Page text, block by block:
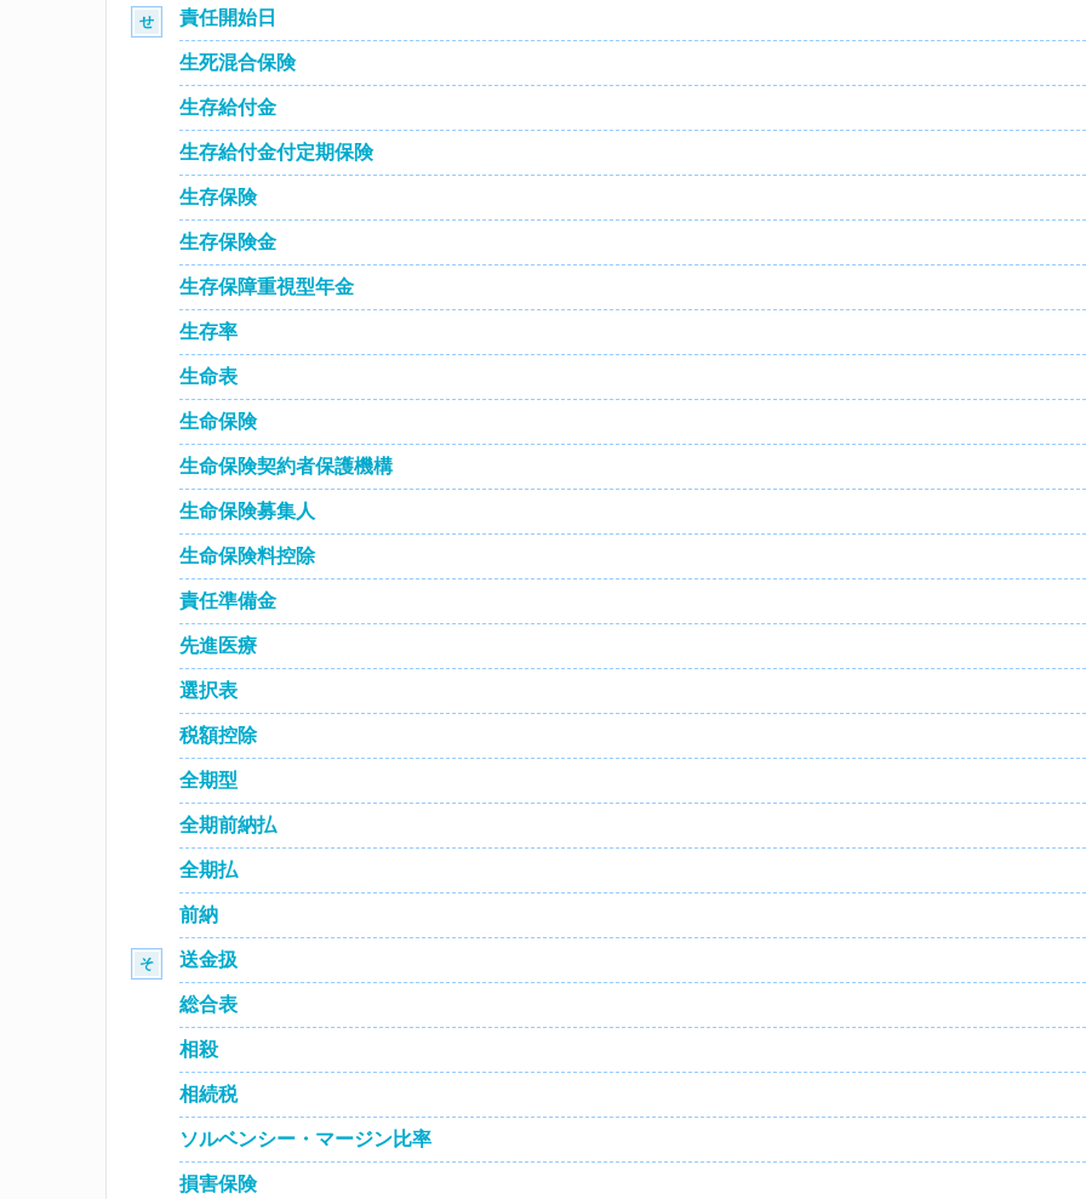
せ 責任開始日
生死混合保険
生存給付金
生存給付金付定期保険
生存保険
生存保険金
生存保障重視型年金
生存率
生命表
生命保険
生命保険契約者保護機構
生命保険募集人
生命保険料控除
責任準備金
先進医療
選択表
税額控除
全期型
全期前納払
全期払
前納
そ 送金扱
総合表
相殺
相続税
ソルベンシー・マージン比率
損害保険